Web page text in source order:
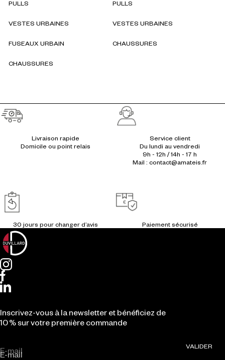
PULLS
VESTES URBAINES
FUSEAUX URBAIN
CHAUSSURES
PULLS
VESTES URBAINES
CHAUSSURES
Réassurances
Livraison rapide
Service client
Du lundi au vendredi
9h - 12h / 14h - 17 h
Mail : contact@amateis.fr
Inscrivez-vous à la newsletter et bénéficiez de
10 % sur votre première commande
E-mail
VALIDER